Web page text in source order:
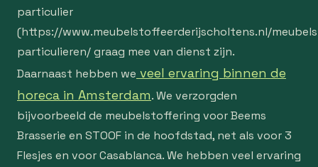
particulier
(https://www.meubelstoffeerderijscholtens.nl/
particulieren/ graag mee van dienst zijn.
Daarnaast hebben we veel ervaring binnen de
horeca in Amsterdam. We verzorgden
bijvoorbeeld de meubelstoffering voor Beems
Brasserie en STOOF in de hoofdstad, net als voor 3
Flesjes en voor Casablanca. We hebben veel ervaring